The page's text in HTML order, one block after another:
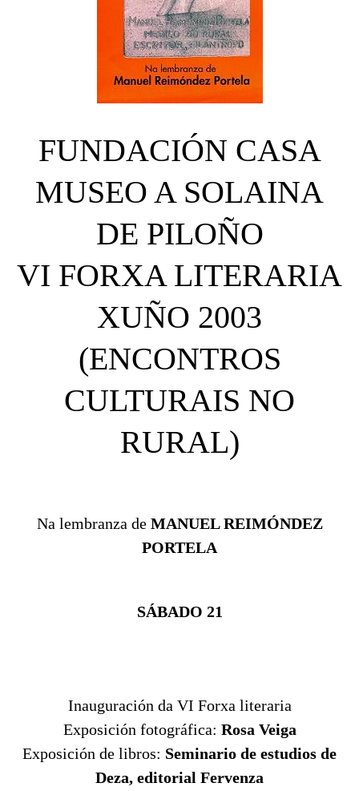
FUNDACIÓN CASA
MUSEO A SOLAINA
DE PILOÑO
VI FORXA LITERARIA
XUÑO 2003
(ENCONTROS
CULTURAIS NO
RURAL)
Na lembranza de MANUEL REIMÓNDEZ
PORTELA
SÁBADO 21
Inauguración da VI Forxa literaria
Exposición fotográfica: Rosa Veiga
Exposición de libros: Seminario de estudios de
Deza, editorial Fervenza